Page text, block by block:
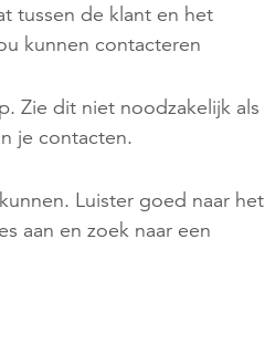
tussen de klant en het
kunnen contacteren
Zie dit niet noodzakelijk als
je contacten.
Luister goed naar het
aan en zoek naar een